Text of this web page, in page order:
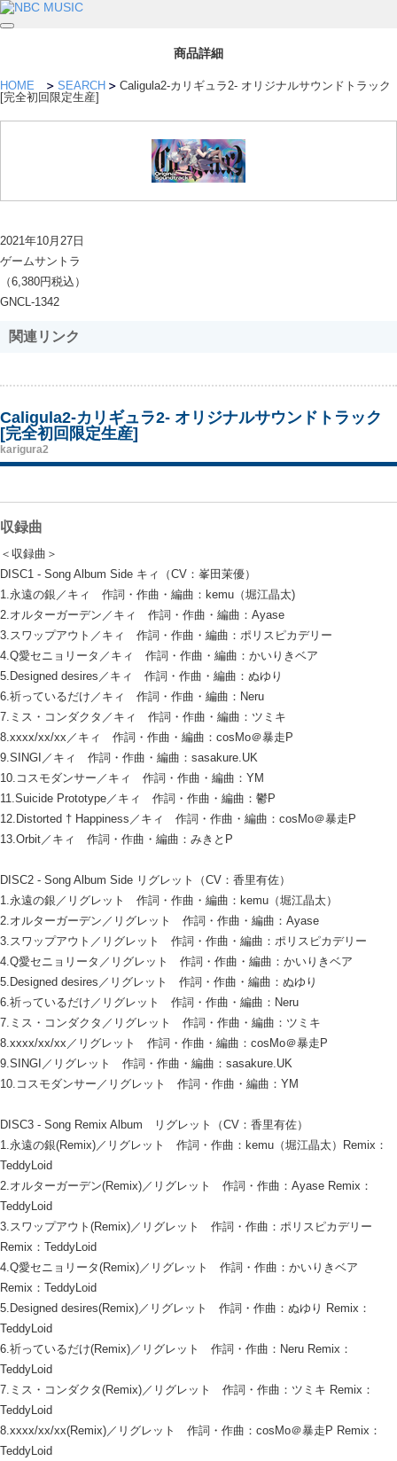
商品詳細
HOME SEARCH
Caligula2-カリギュラ2- オリジナルサウンドトラック
[完全初回限定生産]
2021年10月27日
ゲームサントラ
（6,380円税込）
GNCL-1342
関連リンク
Caligula2-カリギュラ2- オリジナルサウンドトラック
[完全初回限定生産]
karigura2
収録曲
＜収録曲＞
DISC1 - Song Album Side キィ（CV：峯田茉優）
1.永遠の銀／キィ 作詞・作曲・編曲：kemu（堀江晶太)
2.オルターガーデン／キィ 作詞・作曲・編曲：Ayase
3.スワップアウト／キィ 作詞・作曲・編曲：ポリスピカデリー
4.Q愛セニョリータ／キィ 作詞・作曲・編曲：かいりきベア
5.Designed desires／キィ 作詞・作曲・編曲：ぬゆり
6.祈っているだけ／キィ 作詞・作曲・編曲：Neru
7.ミス・コンダクタ／キィ 作詞・作曲・編曲：ツミキ
8.xxxx/xx/xx／キィ 作詞・作曲・編曲：cosMo＠暴走P
9.SINGI／キィ 作詞・作曲・編曲：sasakure.UK
10.コスモダンサー／キィ 作詞・作曲・編曲：YM
11.Suicide Prototype／キィ 作詞・作曲・編曲：鬱P
12.Distorted † Happiness／キィ 作詞・作曲・編曲：cosMo＠暴走P
13.Orbit／キィ 作詞・作曲・編曲：みきとP
DISC2 - Song Album Side リグレット（CV：香里有佐）
1.永遠の銀／リグレット 作詞・作曲・編曲：kemu（堀江晶太）
2.オルターガーデン／リグレット 作詞・作曲・編曲：Ayase
3.スワップアウト／リグレット 作詞・作曲・編曲：ポリスピカデリー
4.Q愛セニョリータ／リグレット 作詞・作曲・編曲：かいりきベア
5.Designed desires／リグレット 作詞・作曲・編曲：ぬゆり
6.祈っているだけ／リグレット 作詞・作曲・編曲：Neru
7.ミス・コンダクタ／リグレット 作詞・作曲・編曲：ツミキ
8.xxxx/xx/xx／リグレット 作詞・作曲・編曲：cosMo＠暴走P
9.SINGI／リグレット 作詞・作曲・編曲：sasakure.UK
10.コスモダンサー／リグレット 作詞・作曲・編曲：YM
DISC3 - Song Remix Album リグレット（CV：香里有佐）
1.永遠の銀(Remix)／リグレット 作詞・作曲：kemu（堀江晶太）Remix：
TeddyLoid
2.オルターガーデン(Remix)／リグレット 作詞・作曲：Ayase Remix：
TeddyLoid
3.スワップアウト(Remix)／リグレット 作詞・作曲：ポリスピカデリー
Remix：TeddyLoid
4.Q愛セニョリータ(Remix)／リグレット 作詞・作曲：かいりきベア
Remix：TeddyLoid
5.Designed desires(Remix)／リグレット 作詞・作曲：ぬゆり Remix：
TeddyLoid
6.祈っているだけ(Remix)／リグレット 作詞・作曲：Neru Remix：
TeddyLoid
7.ミス・コンダクタ(Remix)／リグレット 作詞・作曲：ツミキ Remix：
TeddyLoid
8.xxxx/xx/xx(Remix)／リグレット 作詞・作曲：cosMo＠暴走P Remix：
TeddyLoid